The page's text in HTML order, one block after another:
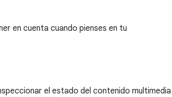
en cuenta cuando pienses en tu
el estado del contenido multimedia